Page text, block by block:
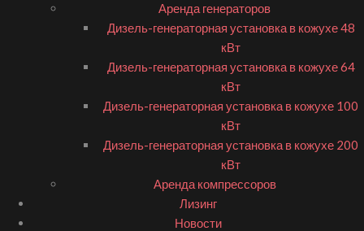
Аренда генераторов
Дизель-генераторная установка в кожухе 48
кВт
Дизель-генераторная установка в кожухе 64
кВт
Дизель-генераторная установка в кожухе 100
кВт
Дизель-генераторная установка в кожухе 200
кВт
Аренда компрессоров
Лизинг
Новости